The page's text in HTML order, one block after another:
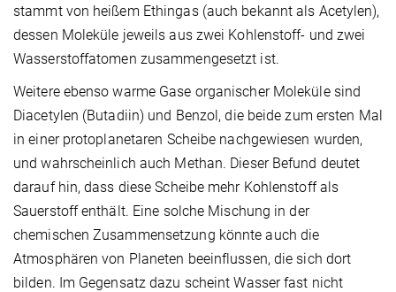
stammt von heißem Ethingas (auch bekannt als Acetylen),
dessen Moleküle jeweils aus zwei Kohlenstoff- und zwei
Wasserstoffatomen zusammengesetzt ist.
Weitere ebenso warme Gase organischer Moleküle sind
Diacetylen (Butadiin) und Benzol, die beide zum ersten Mal
in einer protoplanetaren Scheibe nachgewiesen wurden,
und wahrscheinlich auch Methan. Dieser Befund deutet
darauf hin, dass diese Scheibe mehr Kohlenstoff als
Sauerstoff enthält. Eine solche Mischung in der
chemischen Zusammensetzung könnte auch die
Atmosphären von Planeten beeinflussen, die sich dort
bilden. Im Gegensatz dazu scheint Wasser fast nicht